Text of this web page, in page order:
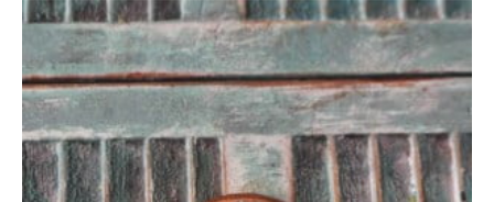
Plage
de
prix :
€0,95
Ce
produit
a
plusieurs
variations.
Les
options
peuvent